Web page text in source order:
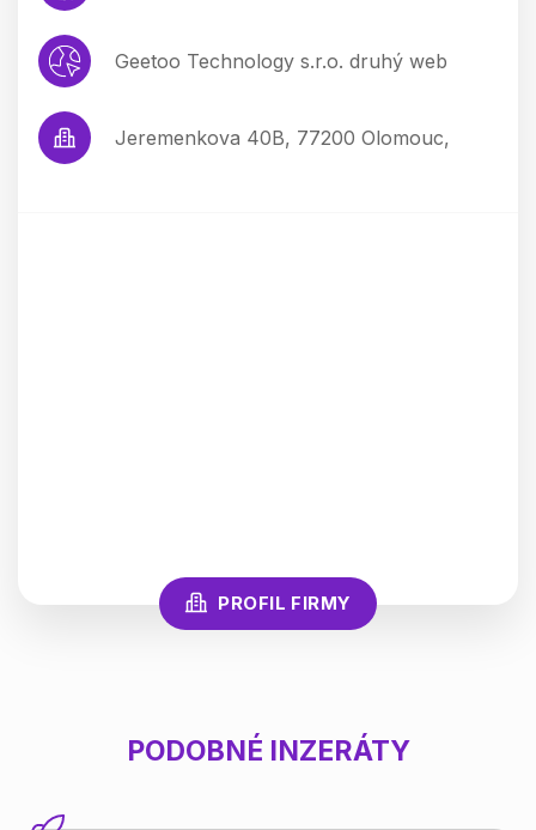
Geetoo Technology s.r.o. druhý web
Jeremenkova 40B, 77200 Olomouc,
PROFIL FIRMY
PODOBNÉ INZERÁTY